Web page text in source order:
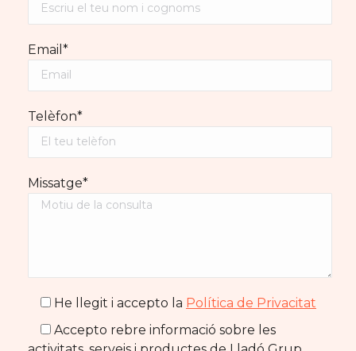
Email*
Telèfon*
Missatge*
He llegit i accepto la Política de Privacitat
Accepto rebre informació sobre les